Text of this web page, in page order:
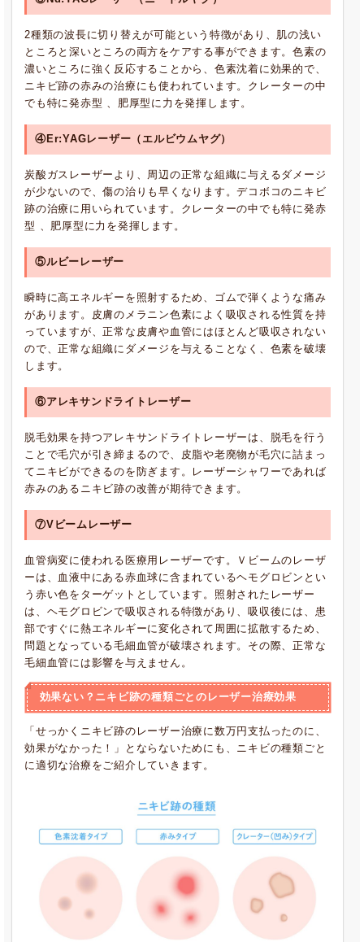
2種類の波長に切り替えが可能という特徴があり、肌の浅い
ところと深いところの両方をケアする事ができます。色素の
濃いところに強く反応することから、色素沈着に効果的で、
ニキビ跡の赤みの治療にも使われています。クレーターの中
でも特に発赤型 、肥厚型に力を発揮します。
④Er:YAGレーザー（エルビウムヤグ）
炭酸ガスレーザーより、周辺の正常な組織に与えるダメージ
が少ないので、傷の治りも早くなります。デコボコのニキビ
跡の治療に用いられています。クレーターの中でも特に発赤
型 、肥厚型に力を発揮します。
⑤ルビーレーザー
瞬時に高エネルギーを照射するため、ゴムで弾くような痛み
があります。皮膚のメラニン色素によく吸収される性質を持
っていますが、正常な皮膚や血管にはほとんど吸収されない
ので、正常な組織にダメージを与えることなく、色素を破壊
します。
⑥アレキサンドライトレーザー
脱毛効果を持つアレキサンドライトレーザーは、脱毛を行う
ことで毛穴が引き締まるので、皮脂や老廃物が毛穴に詰まっ
てニキビができるのを防ぎます。レーザーシャワーであれば
赤みのあるニキビ跡の改善が期待できます。
⑦Vビームレーザー
血管病変に使われる医療用レーザーです。Ｖビームのレーザ
ーは、血液中にある赤血球に含まれているヘモグロビンとい
う赤い色をターゲットとしています。照射されたレーザー
は、ヘモグロビンで吸収される特徴があり、吸収後には、患
部ですぐに熱エネルギーに変化されて周囲に拡散するため、
問題となっている毛細血管が破壊されます。その際、正常な
毛細血管には影響を与えません。
効果ない？ニキビ跡の種類ごとのレーザー治療効果
「せっかくニキビ跡のレーザー治療に数万円支払ったのに、
効果がなかった！」とならないためにも、ニキビの種類ごと
に適切な治療をご紹介していきます。